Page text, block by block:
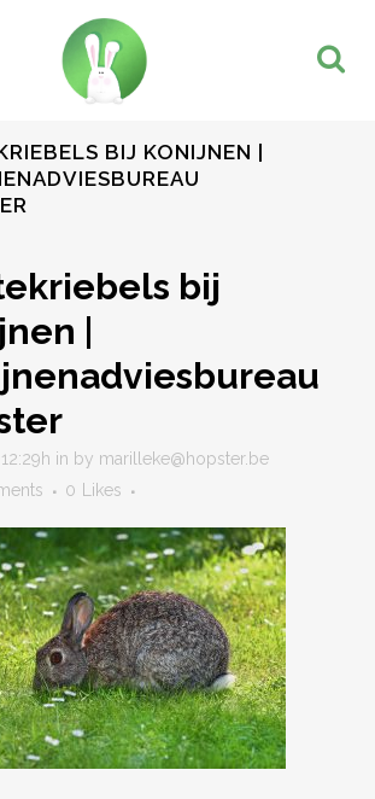
BIJ KONIJNEN |
bij
|
in by marilleke@hopster.be
0 Likes